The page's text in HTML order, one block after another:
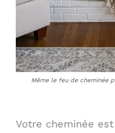
Même le feu de cheminée
Votre cheminée